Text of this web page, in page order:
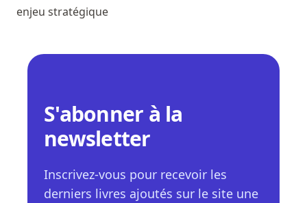
enjeu stratégique
S'abonner à la
newsletter
Inscrivez-vous pour recevoir les
derniers livres ajoutés sur le site une